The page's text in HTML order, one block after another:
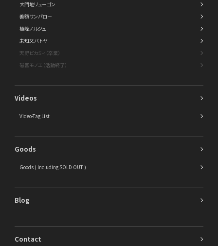
大門地リューゴン
善額サンパロー
植峰ノルジュ
未知又バトヤ
天野ピカミィ（卒業）
磁富モノエ（活動終了）
Videos
Video-Tag List
Goods
Goods ( Including SOLD OUT )
Blog
Contact